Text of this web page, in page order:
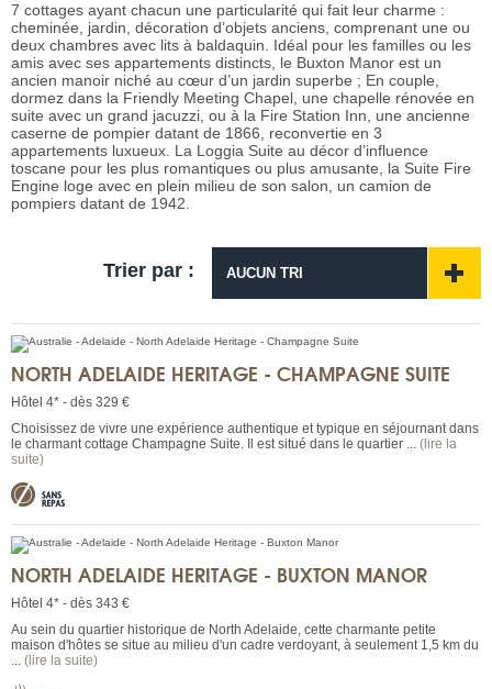
7 cottages ayant chacun une particularité qui fait leur charme :
cheminée, jardin, décoration d’objets anciens, comprenant une ou
deux chambres avec lits à baldaquin. Idéal pour les familles ou les
amis avec ses appartements distincts, le Buxton Manor est un
ancien manoir niché au cœur d’un jardin superbe ; En couple,
dormez dans la Friendly Meeting Chapel, une chapelle rénovée en
suite avec un grand jacuzzi, ou à la Fire Station Inn, une ancienne
caserne de pompier datant de 1866, reconvertie en 3
appartements luxueux. La Loggia Suite au décor d’influence
toscane pour les plus romantiques ou plus amusante, la Suite Fire
Engine loge avec en plein milieu de son salon, un camion de
pompiers datant de 1942.
Trier par : AUCUN TRI
NORTH ADELAIDE HERITAGE - CHAMPAGNE SUITE
Hôtel 4* - dès 329 €
Choisissez de vivre une expérience authentique et typique en séjournant dans
le charmant cottage Champagne Suite. Il est situé dans le quartier ... (lire la
suite)
NORTH ADELAIDE HERITAGE - BUXTON MANOR
Hôtel 4* - dès 343 €
Au sein du quartier historique de North Adelaide, cette charmante petite
maison d'hôtes se situe au milieu d'un cadre verdoyant, à seulement 1,5 km du
... (lire la suite)